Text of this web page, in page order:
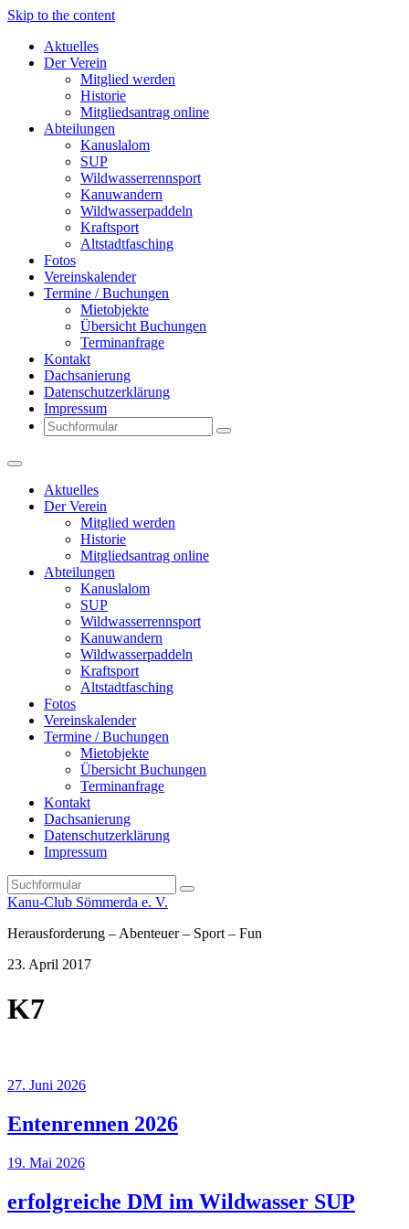
Skip to the content
Aktuelles
Der Verein
Mitglied werden
Historie
Mitgliedsantrag online
Abteilungen
Kanuslalom
SUP
Wildwasserrennsport
Kanuwandern
Wildwasserpaddeln
Kraftsport
Altstadtfasching
Fotos
Vereinskalender
Termine / Buchungen
Mietobjekte
Übersicht Buchungen
Terminanfrage
Kontakt
Dachsanierung
Datenschutzerklärung
Impressum
Search
Aktuelles
Der Verein
Mitglied werden
Historie
Mitgliedsantrag online
Abteilungen
Kanuslalom
SUP
Wildwasserrennsport
Kanuwandern
Wildwasserpaddeln
Kraftsport
Altstadtfasching
Fotos
Vereinskalender
Termine / Buchungen
Mietobjekte
Übersicht Buchungen
Terminanfrage
Kontakt
Dachsanierung
Datenschutzerklärung
Impressum
Search
Kanu-Club Sömmerda e. V.
Herausforderung – Abenteuer – Sport – Fun
23. April 2017
K7
27. Juni 2026
Entenrennen 2026
19. Mai 2026
erfolgreiche DM im Wildwasser SUP